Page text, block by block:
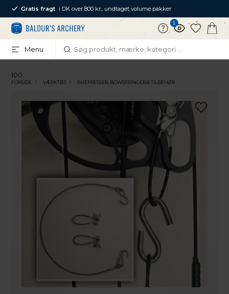
Gratis fragt i DK over 800 kr., undtaget volume pakker
1
Menu
100
FORSIDE VÆRKTØJ BUEPRESSER, BOWSTRINGER & TILBEHØR